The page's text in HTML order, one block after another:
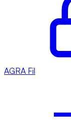
AGRA Fil